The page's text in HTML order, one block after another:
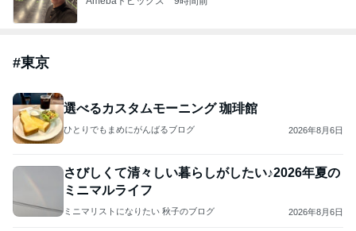
#東京
選べるカスタムモーニング 珈琲館
ひとりでもまめにがんばるブログ 2026年8月6日
さびしくて清々しい暮らしがしたい♪2026年夏の
ミニマルライフ
ミニマリストになりたい 秋子のブログ 2026年8月6日